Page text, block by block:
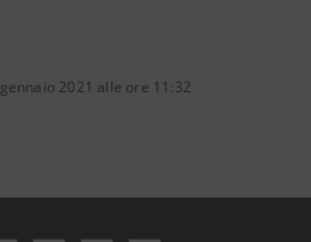
2021 alle ore 11:32